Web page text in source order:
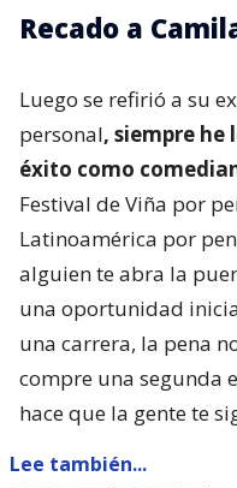
Recado a
Luego se refirió a su
personal, siempre he
éxito como
Festival de Viña por
Latinoamérica por
alguien te abra la
una oportunidad
una carrera, la pena
compre una segunda
hace que la gente te
Lee también...